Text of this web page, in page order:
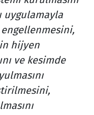
uygulamayla
engellenmesini,
hijyen
ve kesimde